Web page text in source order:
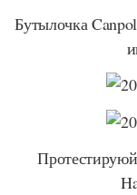
Бутылочка